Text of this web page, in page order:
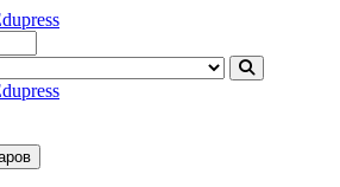
Узбекистан, книги, учебники на